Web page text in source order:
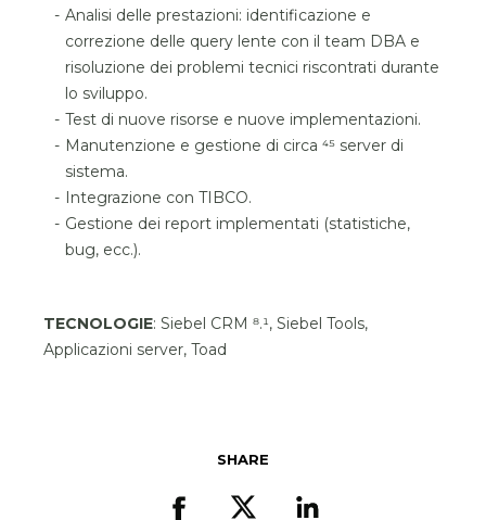
Questo sito web utilizza i
Analisi delle prestazioni: identificazione e
correzione delle query lente con il team DBA e
risoluzione dei problemi tecnici riscontrati durante
lo sviluppo.
Test di nuove risorse e nuove implementazioni.
Manutenzione e gestione di circa 45 server di
sistema.
Integrazione con TIBCO.
Gestione dei report implementati (statistiche,
bug, ecc.).
TECNOLOGIE: Siebel CRM 8.1, Siebel Tools,
Applicazioni server, Toad
SHARE